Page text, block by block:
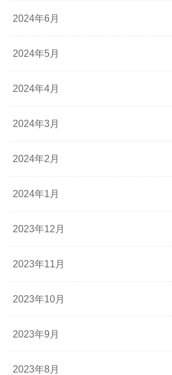
2024年6月
2024年5月
2024年4月
2024年3月
2024年2月
2024年1月
2023年12月
2023年11月
2023年10月
2023年9月
2023年8月